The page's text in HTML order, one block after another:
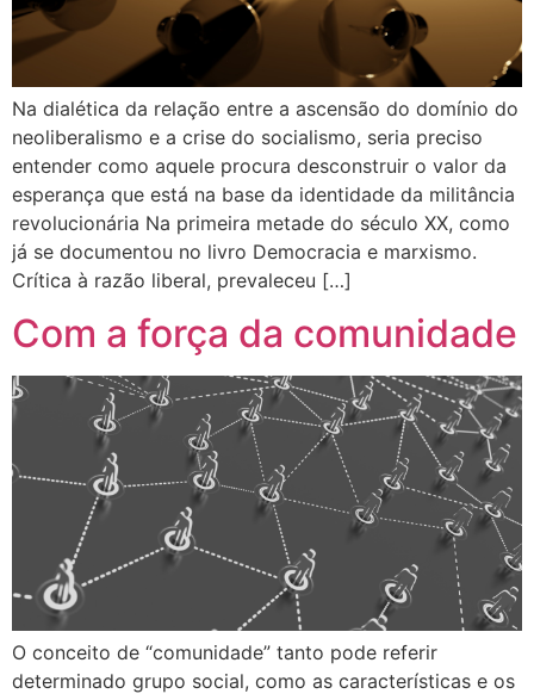
Na dialética da relação entre a ascensão do domínio do
neoliberalismo e a crise do socialismo, seria preciso
entender como aquele procura desconstruir o valor da
esperança que está na base da identidade da militância
revolucionária Na primeira metade do século XX, como
já se documentou no livro Democracia e marxismo.
Crítica à razão liberal, prevaleceu […]
Com a força da comunidade
O conceito de “comunidade” tanto pode referir
determinado grupo social, como as características e os